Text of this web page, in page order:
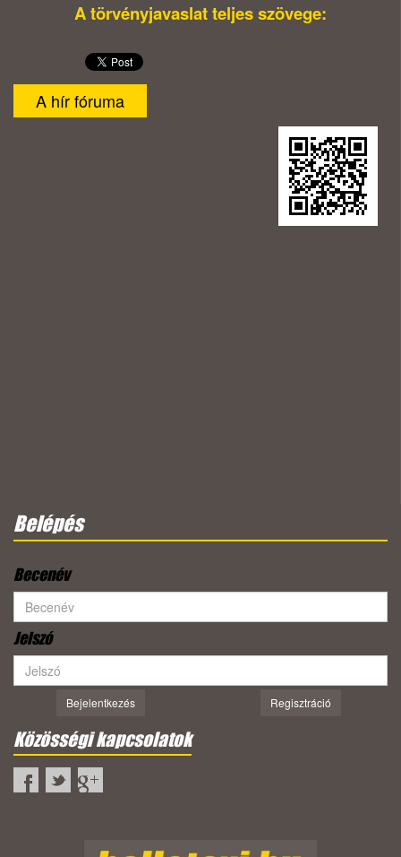
A törvényjavaslat teljes szövege:
A hír fóruma
Belépés
Becenév
Jelszó
Bejelentkezés Regisztráció
Közösségi kapcsolatok